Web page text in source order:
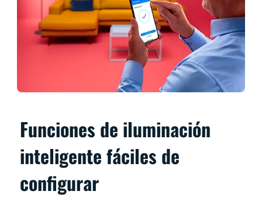
Funciones de iluminación
inteligente fáciles de
configurar